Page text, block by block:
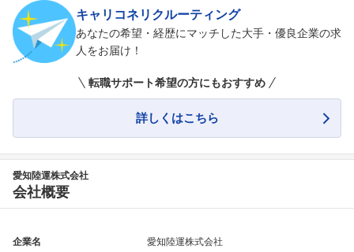
キャリコネリクルーティング
あなたの希望・経歴にマッチした大手・優良企業の求
人をお届け！
転職サポート希望の方にもおすすめ
詳しくはこちら
愛知陸運株式会社
会社概要
企業名 愛知陸運株式会社